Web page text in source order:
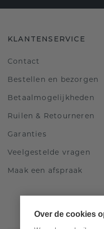
KLANTENSERVICE
Contact
Bestellen en bezorgen
Betaalmogelijkheden
Ruilen & Retourneren
Garanties
Veelgestelde vragen
Maak een afspraak
Over de cookies